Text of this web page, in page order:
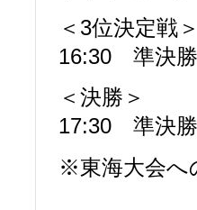
＜3位決定戦＞
16:30 準決
＜決勝＞
17:30 準決
※東海大会へ